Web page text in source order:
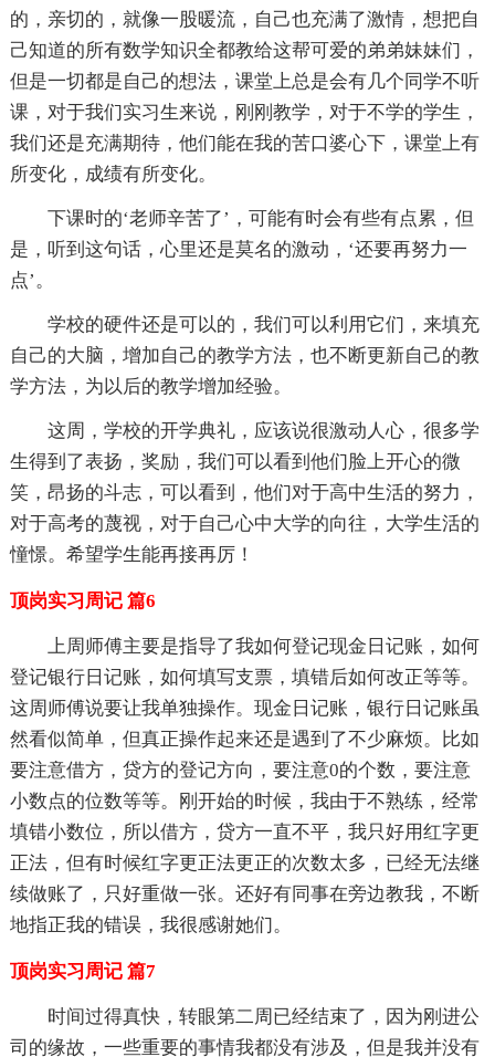
的，亲切的，就像一股暖流，自己也充满了激情，想把自
己知道的所有数学知识全都教给这帮可爱的弟弟妹妹们，
但是一切都是自己的想法，课堂上总是会有几个同学不听
课，对于我们实习生来说，刚刚教学，对于不学的学生，
我们还是充满期待，他们能在我的苦口婆心下，课堂上有
所变化，成绩有所变化。
下课时的‘老师辛苦了’，可能有时会有些有点累，但
是，听到这句话，心里还是莫名的激动，‘还要再努力一
点’。
学校的硬件还是可以的，我们可以利用它们，来填充
自己的大脑，增加自己的教学方法，也不断更新自己的教
学方法，为以后的教学增加经验。
这周，学校的开学典礼，应该说很激动人心，很多学
生得到了表扬，奖励，我们可以看到他们脸上开心的微
笑，昂扬的斗志，可以看到，他们对于高中生活的努力，
对于高考的蔑视，对于自己心中大学的向往，大学生活的
憧憬。希望学生能再接再厉！
顶岗实习周记 篇6
上周师傅主要是指导了我如何登记现金日记账，如何
登记银行日记账，如何填写支票，填错后如何改正等等。
这周师傅说要让我单独操作。现金日记账，银行日记账虽
然看似简单，但真正操作起来还是遇到了不少麻烦。比如
要注意借方，贷方的登记方向，要注意0的个数，要注意
小数点的位数等等。刚开始的时候，我由于不熟练，经常
填错小数位，所以借方，贷方一直不平，我只好用红字更
正法，但有时候红字更正法更正的次数太多，已经无法继
续做账了，只好重做一张。还好有同事在旁边教我，不断
地指正我的错误，我很感谢她们。
顶岗实习周记 篇7
时间过得真快，转眼第二周已经结束了，因为刚进公
司的缘故，一些重要的事情我都没有涉及，但是我并没有